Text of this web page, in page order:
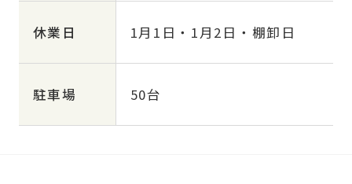
休業日 1月1日・1月2日・棚卸日
駐車場 50台